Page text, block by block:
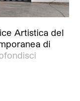
Artistica del
di